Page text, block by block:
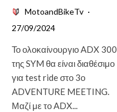
MotoandBikeTv ·
27/09/2024
Το ολοκαίνουργιο ADX 300
της SYM θα είναι διαθέσιμο
για test ride στο 3ο
ADVENTURE MEETING.
Μαζί με το ADX...